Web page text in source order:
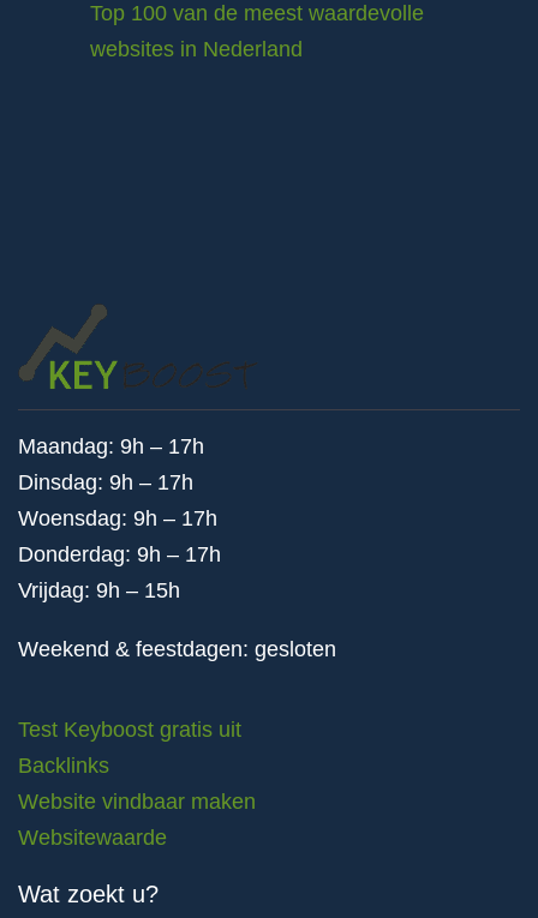
Top 100 van de meest waardevolle
websites in Nederland
Maandag: 9h – 17h
Dinsdag: 9h – 17h
Woensdag: 9h – 17h
Donderdag: 9h – 17h
Vrijdag: 9h – 15h
Weekend & feestdagen: gesloten
Test Keyboost gratis uit
Backlinks
Website vindbaar maken
Websitewaarde
Wat zoekt u?